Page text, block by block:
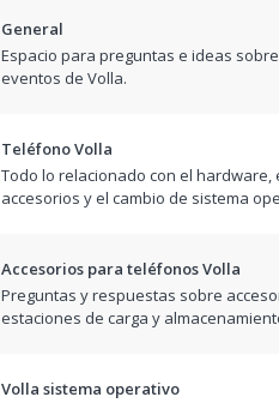
General
Espacio para preguntas e ideas
eventos de Volla.
Teléfono Volla
Todo lo relacionado con el hardware,
accesorios y el cambio de sistema
Accesorios para teléfonos Volla
Preguntas y respuestas sobre
estaciones de carga y
Volla sistema operativo